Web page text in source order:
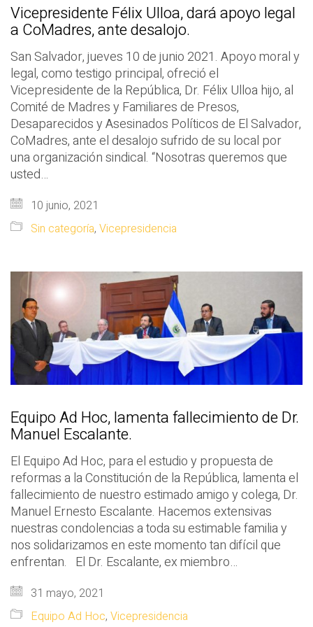
Vicepresidente Félix Ulloa, dará apoyo legal
a CoMadres, ante desalojo.
San Salvador, jueves 10 de junio 2021. Apoyo moral y
legal, como testigo principal, ofreció el
Vicepresidente de la República, Dr. Félix Ulloa hijo, al
Comité de Madres y Familiares de Presos,
Desaparecidos y Asesinados Políticos de El Salvador,
CoMadres, ante el desalojo sufrido de su local por
una organización sindical. “Nosotras queremos que
usted…
10 junio, 2021
Sin categoría, Vicepresidencia
Equipo Ad Hoc, lamenta fallecimiento de Dr.
Manuel Escalante.
El Equipo Ad Hoc, para el estudio y propuesta de
reformas a la Constitución de la República, lamenta el
fallecimiento de nuestro estimado amigo y colega, Dr.
Manuel Ernesto Escalante. Hacemos extensivas
nuestras condolencias a toda su estimable familia y
nos solidarizamos en este momento tan difícil que
enfrentan. El Dr. Escalante, ex miembro…
31 mayo, 2021
Equipo Ad Hoc, Vicepresidencia